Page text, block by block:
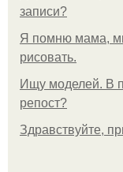
записи?
Я помню мама,
рисовать.
Ищу моделей. В
репост?
Здравствуйте,